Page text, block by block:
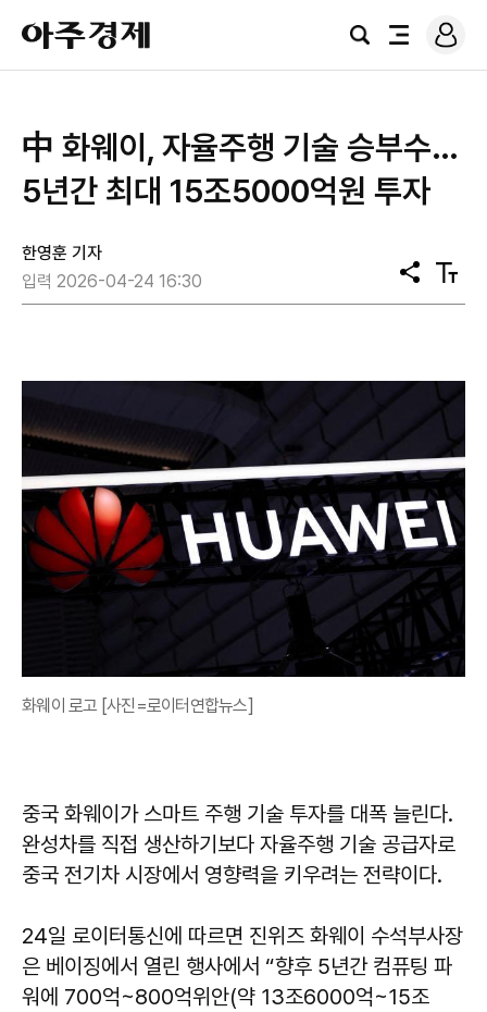
아
주
경
검
전
로
그
中 화웨이, 자율주행 기술 승부수…
5년간 최대 15조5000억원 투자
한영훈 기자
입력 2026-04-24 16:30
공
유
텍
스
화웨이 로고 [사진=로이터연합뉴스]
중국 화웨이가 스마트 주행 기술 투자를 대폭 늘린다.
완성차를 직접 생산하기보다 자율주행 기술 공급자로
중국 전기차 시장에서 영향력을 키우려는 전략이다.
24일 로이터통신에 따르면 진위즈 화웨이 수석부사장
은 베이징에서 열린 행사에서 “향후 5년간 컴퓨팅 파
워에 700억~800억위안(약 13조6000억~15조